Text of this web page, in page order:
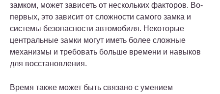
замком, может зависеть от нескольких факторов. Во-
первых, это зависит от сложности самого замка и
системы безопасности автомобиля. Некоторые
центральные замки могут иметь более сложные
механизмы и требовать больше времени и навыков
для восстановления.
Время также может быть связано с умением